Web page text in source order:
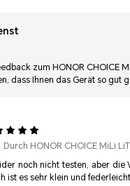
zum HONOR CHOICE
dass Ihnen das Gerät so gut
Durch HONOR CHOICE MiLi
noch nicht testen, aber die
ist es sehr klein und